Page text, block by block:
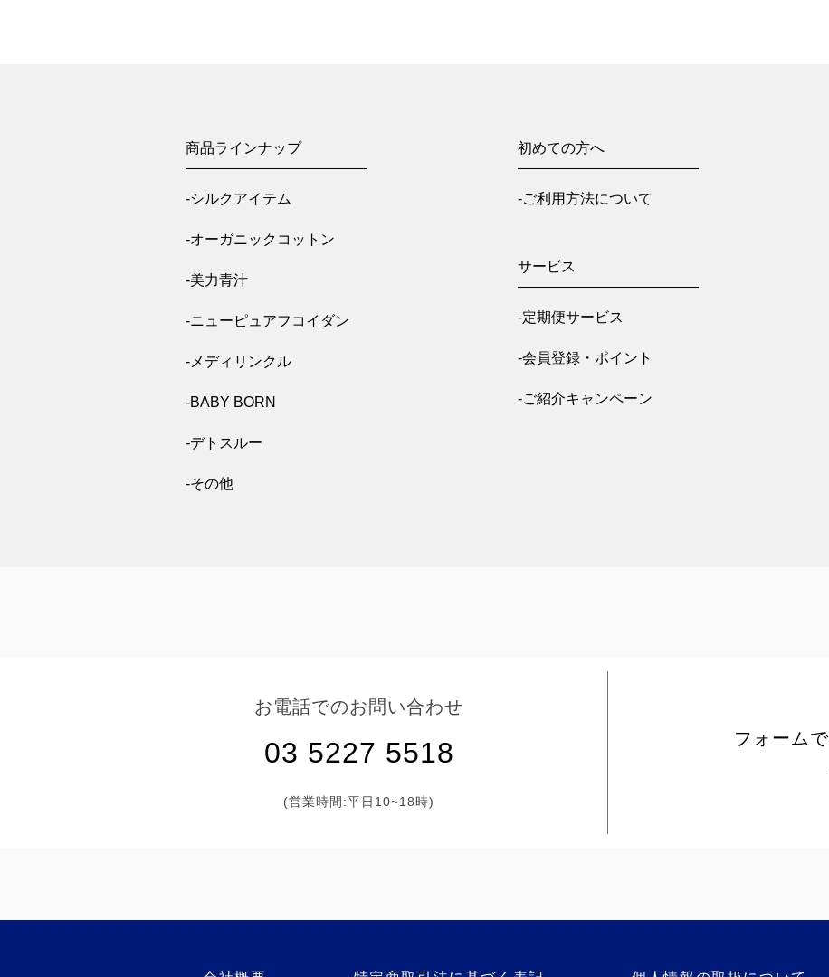
商品ラインナップ
-シルクアイテム
-オーガニックコットン
-美力青汁
-ニューピュアフコイダン
-メディリンクル
-BABY BORN
-デトスルー
-その他
初めての方へ
-ご利用方法について
サービス
-定期便サービス
-会員登録・ポイント
-ご紹介キャンペーン
お電話でのお問い合わせ
03 5227 5518
(営業時間:平日10~18時)
フォーム